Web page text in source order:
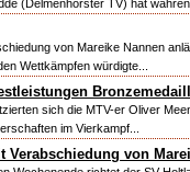
(Delmenhorster TV) hat
von Mareike Nannen
Wettkämpfen würdigte...
sich die MTV-er Oliver
im Vierkampf...
Verabschiedung von